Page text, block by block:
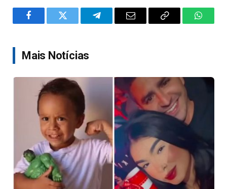
FacebookTwitter TelegramEmail
Copy
Mais Notícias